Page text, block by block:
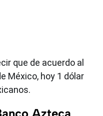
que de acuerdo al
México, hoy 1 dólar